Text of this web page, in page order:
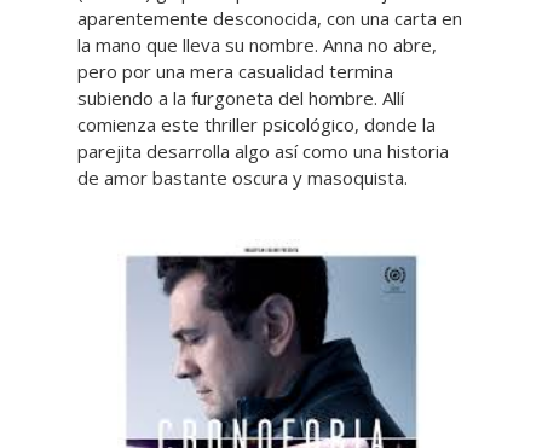
aparentemente desconocida, con una carta en
la mano que lleva su nombre. Anna no abre,
pero por una mera casualidad termina
subiendo a la furgoneta del hombre. Allí
comienza este thriller psicológico, donde la
parejita desarrolla algo así como una historia
de amor bastante oscura y masoquista.